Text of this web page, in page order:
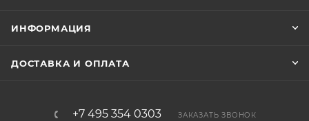
ИНФОРМАЦИЯ
ДОСТАВКА И ОПЛАТА
+7 495 354 0303 ЗАКАЗАТЬ ЗВОНОК